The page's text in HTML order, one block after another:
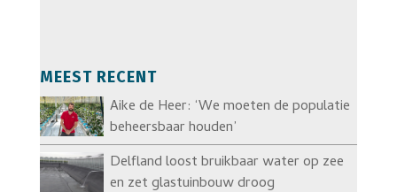
MEEST RECENT
Aike de Heer: ‘We moeten de populatie
beheersbaar houden’
Delfland loost bruikbaar water op zee
en zet glastuinbouw droog